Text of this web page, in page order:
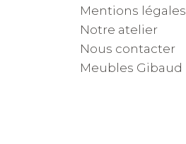
Mentions légales
Notre atelier
Nous contacter
Meubles Gibaud